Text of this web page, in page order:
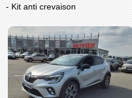
- Kit anti crevaison